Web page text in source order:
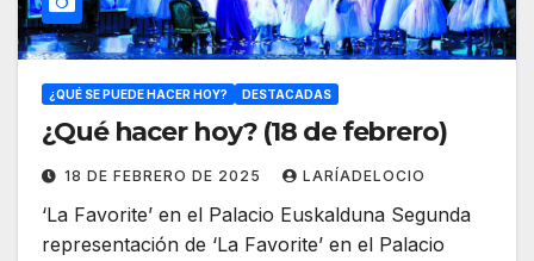
¿QUÉ SE PUEDE HACER HOY? DESTACADAS
¿Qué hacer hoy? (18 de febrero)
18 DE FEBRERO DE 2025 LARÍADELOCIO
‘La Favorite’ en el Palacio Euskalduna Segunda
representación de ‘La Favorite’ en el Palacio